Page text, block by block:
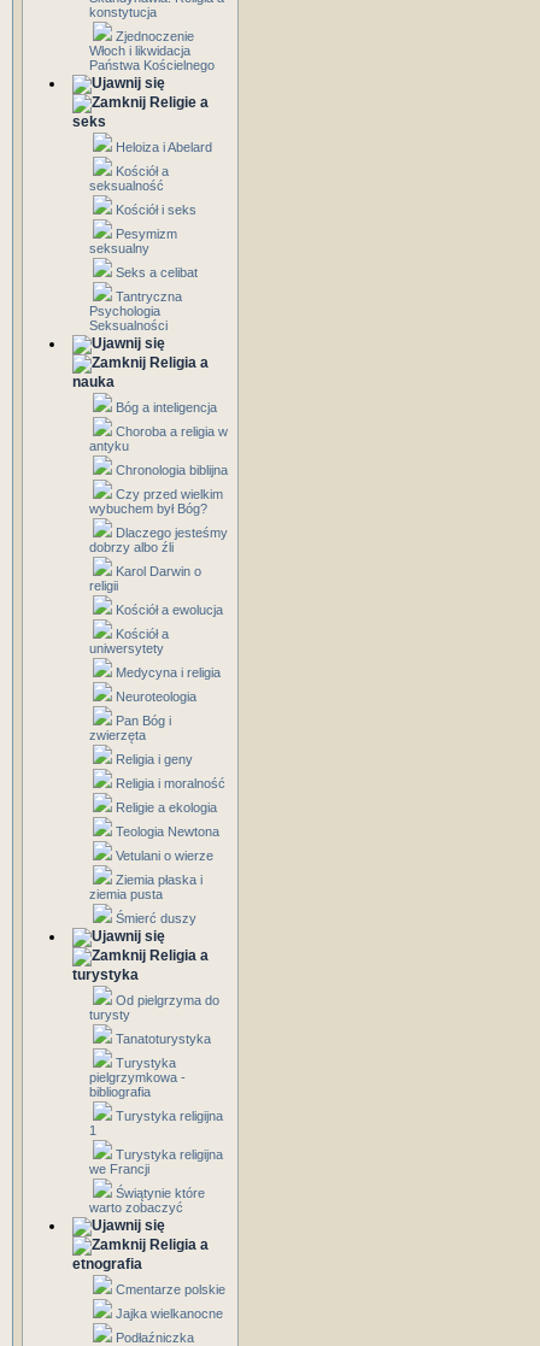
konstytucja
Zjednoczenie
Włoch i likwidacja
Państwa Kościelnego
Religie a
seks
Heloiza i Abelard
Kościół a
seksualność
Kościół i seks
Pesymizm
seksualny
Seks a celibat
Tantryczna
Psychologia
Seksualności
Religia a
nauka
Bóg a inteligencja
Choroba a religia w
antyku
Chronologia biblijna
Czy przed wielkim
wybuchem był Bóg?
Dlaczego jesteśmy
dobrzy albo źli
Karol Darwin o
religii
Kościół a ewolucja
Kościół a
uniwersytety
Medycyna i religia
Neuroteologia
Pan Bóg i
zwierzęta
Religia i geny
Religia i moralność
Religie a ekologia
Teologia Newtona
Vetulani o wierze
Ziemia płaska i
ziemia pusta
Śmierć duszy
Religia a
turystyka
Od pielgrzyma do
turysty
Tanatoturystyka
Turystyka
pielgrzymkowa -
bibliografia
Turystyka religijna
1
Turystyka religijna
we Francji
Świątynie które
warto zobaczyć
Religia a
etnografia
Cmentarze polskie
Jajka wielkanocne
Podłaźniczka